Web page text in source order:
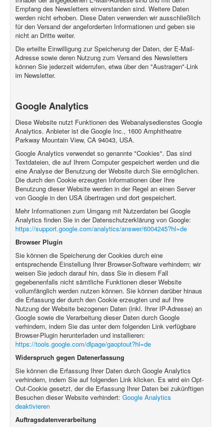
Empfang des Newsletters einverstanden sind. Weitere Daten
werden nicht erhoben. Diese Daten verwenden wir ausschließlich
für den Versand der angeforderten Informationen und geben sie
nicht an Dritte weiter.
Die erteilte Einwilligung zur Speicherung der Daten, der E-Mail-
Adresse sowie deren Nutzung zum Versand des Newsletters
können Sie jederzeit widerrufen, etwa über den "Austragen"-Link
im Newsletter.
Google Analytics
Diese Website nutzt Funktionen des Webanalysedienstes Google
Analytics. Anbieter ist die Google Inc., 1600 Amphitheatre
Parkway Mountain View, CA 94043, USA.
Google Analytics verwendet so genannte "Cookies". Das sind
Textdateien, die auf Ihrem Computer gespeichert werden und die
eine Analyse der Benutzung der Website durch Sie ermöglichen.
Die durch den Cookie erzeugten Informationen über Ihre
Benutzung dieser Website werden in der Regel an einen Server
von Google in den USA übertragen und dort gespeichert.
Mehr Informationen zum Umgang mit Nutzerdaten bei Google
Analytics finden Sie in der Datenschutzerklärung von Google:
https://support.google.com/analytics/answer/6004245?hl=de
Browser Plugin
Sie können die Speicherung der Cookies durch eine
entsprechende Einstellung Ihrer Browser-Software verhindern; wir
weisen Sie jedoch darauf hin, dass Sie in diesem Fall
gegebenenfalls nicht sämtliche Funktionen dieser Website
vollumfänglich werden nutzen können. Sie können darüber hinaus
die Erfassung der durch den Cookie erzeugten und auf Ihre
Nutzung der Website bezogenen Daten (inkl. Ihrer IP-Adresse) an
Google sowie die Verarbeitung dieser Daten durch Google
verhindern, indem Sie das unter dem folgenden Link verfügbare
Browser-Plugin herunterladen und installieren:
https://tools.google.com/dlpage/gaoptout?hl=de
Widerspruch gegen Datenerfassung
Sie können die Erfassung Ihrer Daten durch Google Analytics
verhindern, indem Sie auf folgenden Link klicken. Es wird ein Opt-
Out-Cookie gesetzt, der die Erfassung Ihrer Daten bei zukünftigen
Besuchen dieser Website verhindert: Google Analytics
deaktivieren
Auftragsdatenverarbeitung